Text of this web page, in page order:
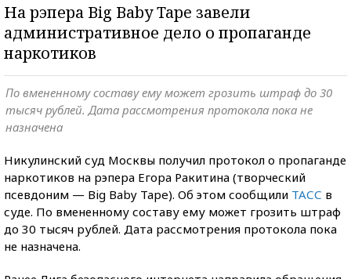
На рэпера Big Baby Tape завели
административное дело о пропаганде
наркотиков
По вмененному составу ему может грозить штраф до 30
тысяч рублей. Дата рассмотрения протокола пока не
назначена
Никулинский суд Москвы получил протокол о пропаганде
наркотиков на рэпера Егора Ракитина (творческий
псевдоним — Big Baby Tape). Об этом сообщили ТАСС в
суде. По вмененному составу ему может грозить штраф
до 30 тысяч рублей. Дата рассмотрения протокола пока
не назначена.